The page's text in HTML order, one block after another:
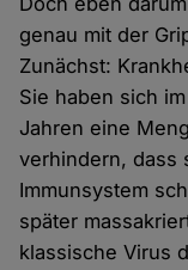
genau mit der
Zunächst:
Sie haben sich
Jahren eine
verhindern, dass
Immunsystem
später
klassische Virus